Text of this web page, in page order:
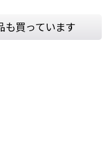
も買っています